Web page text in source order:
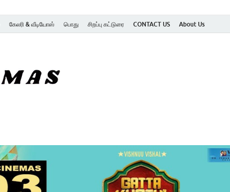
கேலரி & வீடியோஸ் பொது சிறப்பு கட்டுரை CONTACT US About Us